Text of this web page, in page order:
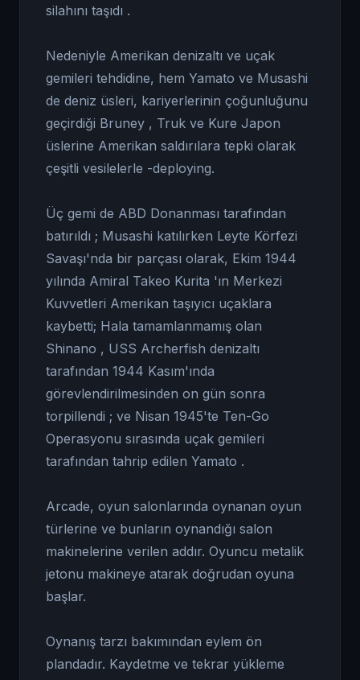
silahını taşıdı .
Nedeniyle Amerikan denizaltı ve uçak
gemileri tehdidine, hem Yamato ve Musashi
de deniz üsleri, kariyerlerinin çoğunluğunu
geçirdiği Bruney , Truk ve Kure Japon
üslerine Amerikan saldırılara tepki olarak
çeşitli vesilelerle -deploying.
Üç gemi de ABD Donanması tarafından
batırıldı ; Musashi katılırken Leyte Körfezi
Savaşı'nda bir parçası olarak, Ekim 1944
yılında Amiral Takeo Kurita 'ın Merkezi
Kuvvetleri Amerikan taşıyıcı uçaklara
kaybetti; Hala tamamlanmamış olan
Shinano , USS Archerfish denizaltı
tarafından 1944 Kasım'ında
görevlendirilmesinden on gün sonra
torpillendi ; ve Nisan 1945'te Ten-Go
Operasyonu sırasında uçak gemileri
tarafından tahrip edilen Yamato .
Arcade, oyun salonlarında oynanan oyun
türlerine ve bunların oynandığı salon
makinelerine verilen addır. Oyuncu metalik
jetonu makineye atarak doğrudan oyuna
başlar.
Oynanış tarzı bakımından eylem ön
plandadır. Kaydetme ve tekrar yükleme